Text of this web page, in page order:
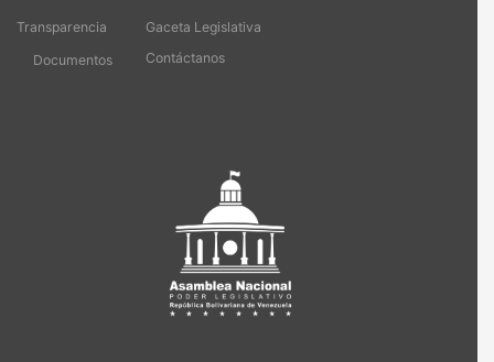
Transparencia
Documentos
Gaceta Legislativa
Contáctanos